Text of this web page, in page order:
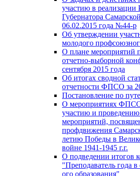
участию в реализации
Губернатора
06.02.2015 года №44-р
Об утверждении
молодого
О плане мероприятий
отчетно-выборной
сентября 2015 года
Об итогах сводной
отчетности ФПСО за
Постановление по
О мероприятиях ФПСО
участию и
мероприятий,
профдвижения
летию Победы в
войне 1941-1945 г.г.
О подведении итогов
"Преподаватель года
ого образования"